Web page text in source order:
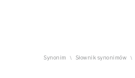
Synonim \ Słownik synonimów \